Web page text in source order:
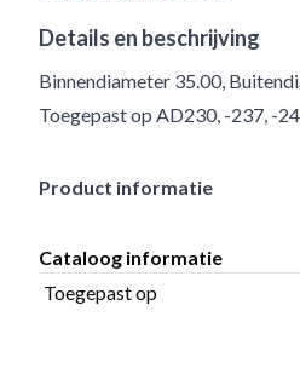
Details en beschrijving
Binnendiameter 35.00,
Toegepast op AD230, -237, -
Product informatie
Cataloog informatie
Toegepast op